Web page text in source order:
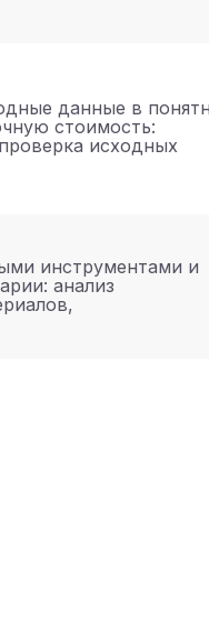
данные в
стоимость:
исходных
инструментами и
анализ